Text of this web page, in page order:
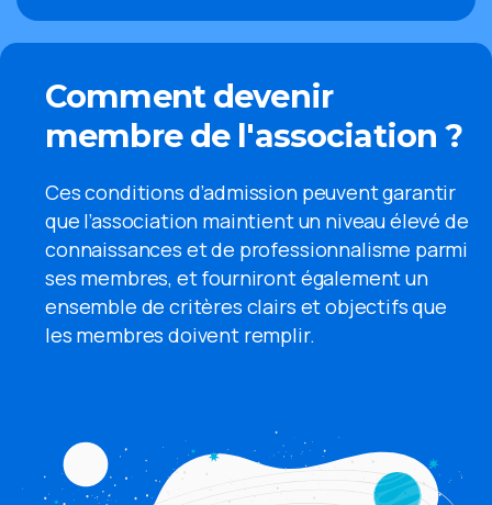
Comment devenir
membre de l'association ?
Ces conditions d’admission peuvent garantir
que l’association maintient un niveau élevé de
connaissances et de professionnalisme parmi
ses membres, et fourniront également un
ensemble de critères clairs et objectifs que
les membres doivent remplir.
CTA with
Buttons